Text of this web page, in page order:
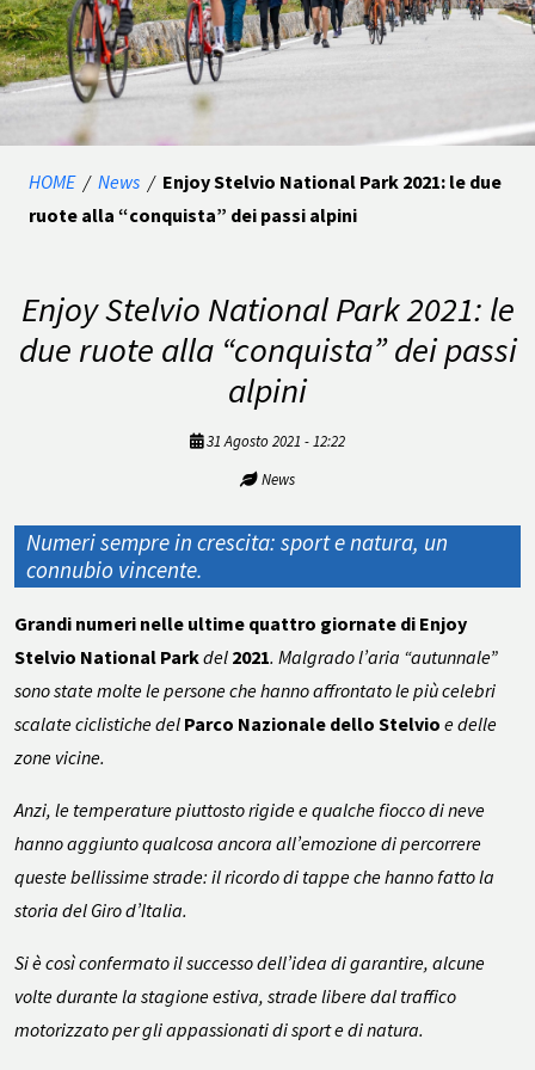
HOME / News / Enjoy Stelvio National Park 2021: le due
ruote alla “conquista” dei passi alpini
Enjoy Stelvio National Park 2021: le
due ruote alla “conquista” dei passi
alpini
31 Agosto 2021 - 12:22
News
Numeri sempre in crescita: sport e natura, un
connubio vincente.
Grandi numeri nelle ultime quattro giornate di Enjoy
Stelvio National Parkdel 2021. Malgrado l’aria “autunnale”
sono state molte le persone che hanno affrontato le più celebri
scalate ciclistiche del Parco Nazionale dello Stelvio e delle
zone vicine.
Anzi, le temperature piuttosto rigide e qualche fiocco di neve
hanno aggiunto qualcosa ancora all’emozione di percorrere
queste bellissime strade: il ricordo di tappe che hanno fatto la
storia del Giro d’Italia.
Si è così confermato il successo dell’idea di garantire, alcune
volte durante la stagione estiva, strade libere dal traffico
motorizzato per gli appassionati di sport e di natura.